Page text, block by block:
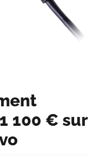
100 € sur